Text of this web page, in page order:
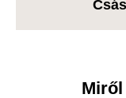
Miről